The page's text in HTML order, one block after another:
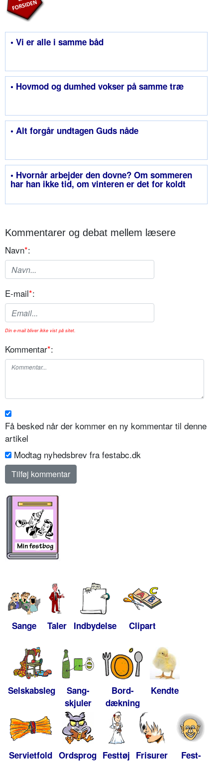
• Vi er alle i samme båd
• Hovmod og dumhed vokser på samme træ
• Alt forgår undtagen Guds nåde
• Hvornår arbejder den dovne? Om sommeren
har han ikke tid, om vinteren er det for koldt
Kommentarer og debat mellem læsere
Navn*:
E-mail*:
Din e-mail bliver ikke vist på sitet.
Kommentar*:
Få besked når der kommer en ny kommentar til denne
artikel
Modtag nyhedsbrev fra festabc.dk
Sange Taler Indbydelse Clipart
Selskabsleg
Sang-
skjuler
Bord-
dækning
Kendte
Servietfold Ordsprog Festtøj Frisurer
Fest-